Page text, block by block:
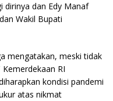
dan Edy Manaf
Wakil Bupati
mengatakan, meski tidak
RI
kondisi pandemi
atas nikmat